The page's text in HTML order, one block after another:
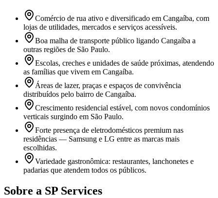
Comércio de rua ativo e diversificado em Cangaíba, com
lojas de utilidades, mercados e serviços acessíveis.
Boa malha de transporte público ligando Cangaíba a
outras regiões de São Paulo.
Escolas, creches e unidades de saúde próximas, atendendo
as famílias que vivem em Cangaíba.
Áreas de lazer, praças e espaços de convivência
distribuídos pelo bairro de Cangaíba.
Crescimento residencial estável, com novos condomínios
verticais surgindo em São Paulo.
Forte presença de eletrodomésticos premium nas
residências — Samsung e LG entre as marcas mais
escolhidas.
Variedade gastronômica: restaurantes, lanchonetes e
padarias que atendem todos os públicos.
Sobre a SP Services